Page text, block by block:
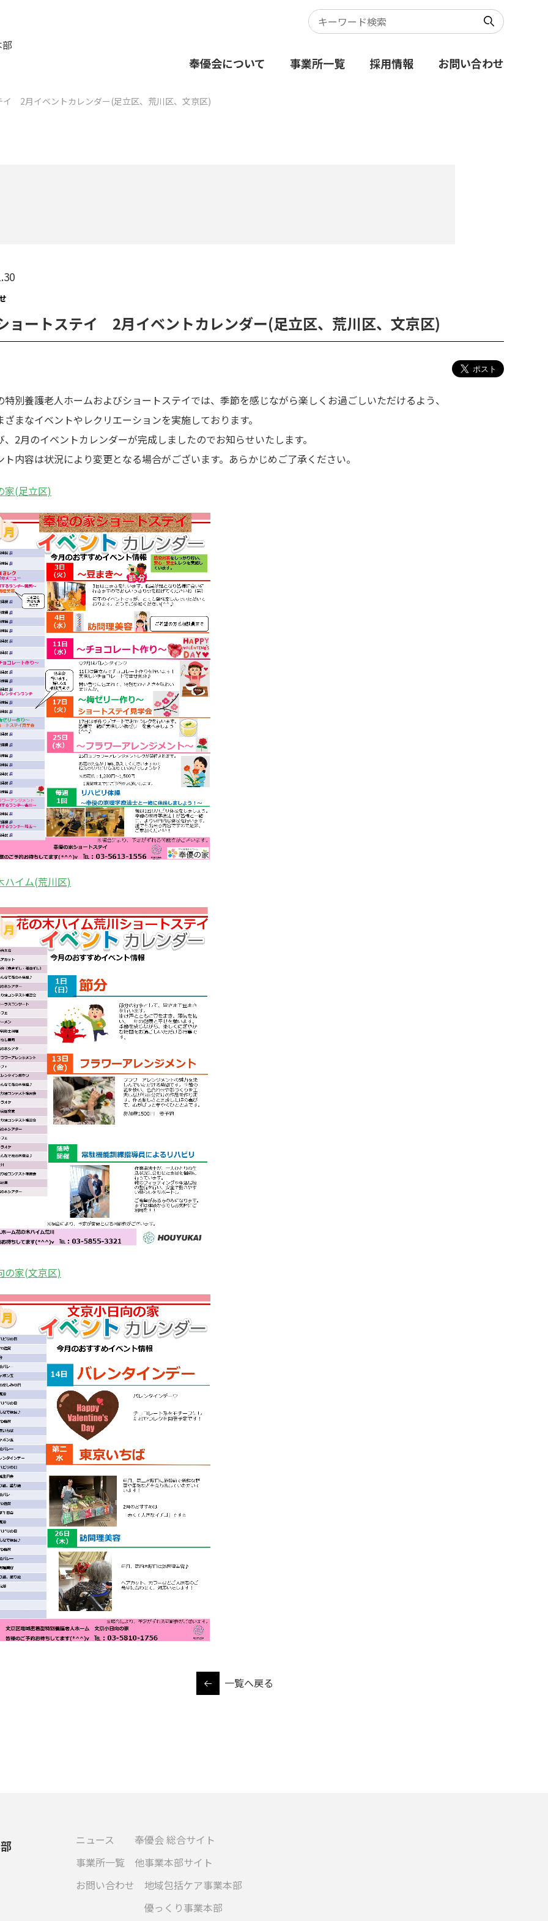
奉優会について 事業所一覧 採用情報 お問い合わせ
イ 2月イベントカレンダー(足立区、荒川区、文京区)
ョートステイ 2月イベントカレンダー(足立区、荒川区、文京区)
特別養護老人ホームおよびショートステイでは、季節を感じながら楽しくお過ごしいただけるよう、
ざまなイベントやレクリエーションを実施しております。
、2月のイベントカレンダーが完成しましたのでお知らせいたします。
内容は状況により変更となる場合がございます。あらかじめご了承ください。
家(足立区)
ハイム(荒川区)
の家(文京区)
一覧へ戻る
ニュース
事業所一覧
お問い合わせ
奉優会 総合サイト
他事業本部サイト
地域包括ケア事業本部
優っくり事業本部